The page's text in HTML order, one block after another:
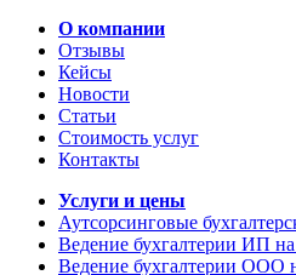
О компании
Отзывы
Кейсы
Новости
Статьи
Стоимость услуг
Контакты
Услуги и цены
Аутсорсинговые
Ведение бухгалтерии ИП
Ведение бухгалтерии